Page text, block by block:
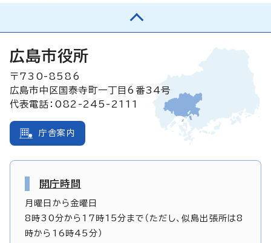
広島市役所
〒730-8586
広島市中区国泰寺町一丁目6番34号
代表電話：082-245-2111
庁舎案内
開庁時間
月曜日から金曜日
8時30分から17時15分まで（ただし、似島出張所は8
時から16時45分）